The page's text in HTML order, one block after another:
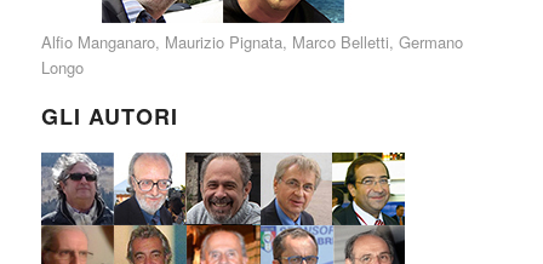
Alfio Manganaro, Maurizio Pignata, Marco Belletti, Germano
Longo
GLI AUTORI